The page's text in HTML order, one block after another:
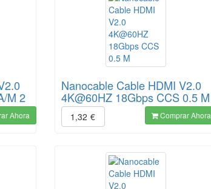
M 2
Ahora
Nanocable Cable HDMI V2.0
4K@60HZ 18Gbps CCS 0.5 M
1,32 € Comprar Ahora